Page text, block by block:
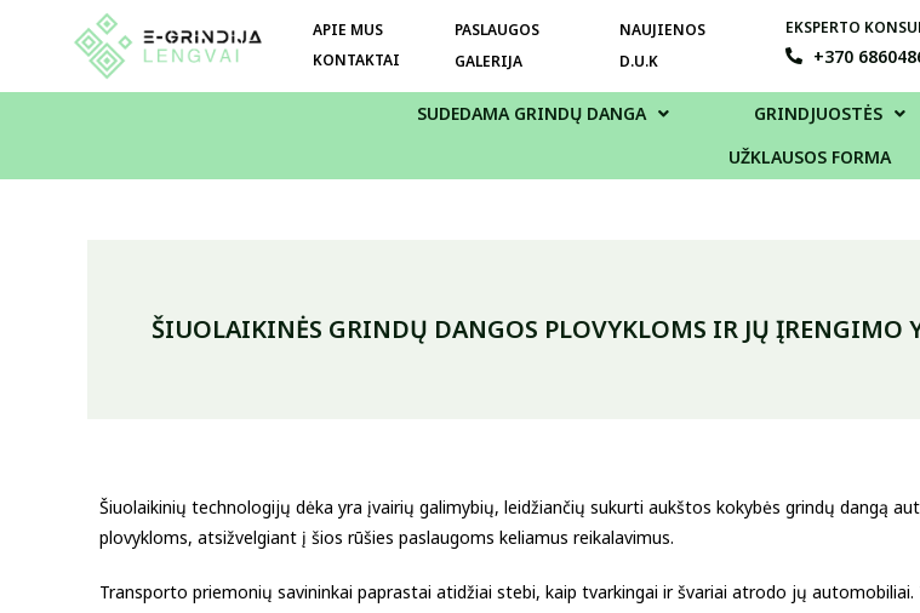
APIE MUS
KONTAKTAI
PASLAUGOS
GALERIJA
NAUJIENOS
D.U.K
EKSPERTO
+370
SUDEDAMA GRINDŲ DANGA GRINDJUOSTĖS
UŽKLAUSOS FORMA
ŠIUOLAIKINĖS GRINDŲ DANGOS PLOVYKLOMS IR JŲ ĮRENGIMO
Šiuolaikinių technologijų dėka yra įvairių galimybių, leidžiančių sukurti aukštos kokybės grindų dangą
plovykloms, atsižvelgiant į šios rūšies paslaugoms keliamus reikalavimus.
Transporto priemonių savininkai paprastai atidžiai stebi, kaip tvarkingai ir švariai atrodo jų automobiliai.